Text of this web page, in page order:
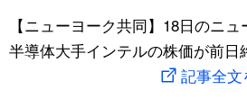
文化
動画/Live
スポーツ・東京2020
【ニューヨーク共同】18日のニ
半導体大手インテルの株価が前日
記事全文